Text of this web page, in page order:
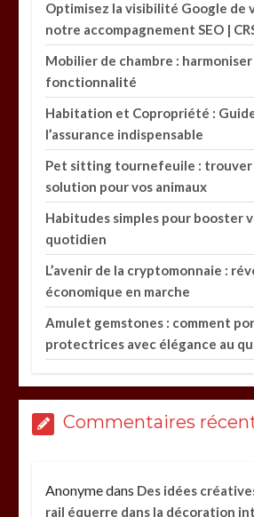
Optimisez la visibilité Google de
notre accompagnement SEO |
Mobilier de chambre :
fonctionnalité
Habitation et Copropriété :
l’assurance indispensable
Pet sitting tournefeuile : trouver
solution pour vos animaux
Habitudes simples pour booster
quotidien
L’avenir de la cryptomonnaie :
économique en marche
Amulet gemstones : comment
protectrices avec élégance au
Commentaires
Anonymedans Des idées
rail équerre dans la décoration